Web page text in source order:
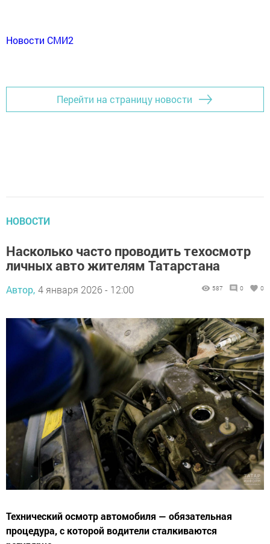
Новости СМИ2
Перейти на страницу новости
НОВОСТИ
Насколько часто проводить техосмотр
личных авто жителям Татарстана
Автор, 4 января 2026 - 12:00 587 0 0
Технический осмотр автомобиля — обязательная
процедура, с которой водители сталкиваются